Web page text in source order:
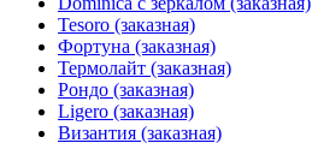
Tesoro (заказная)
Фортуна (заказная)
Термолайт (заказная)
Рондо (заказная)
Ligero (заказная)
Византия (заказная)